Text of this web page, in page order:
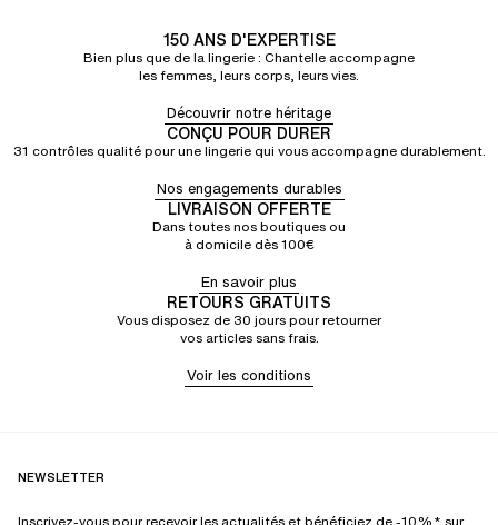
150 ANS D'EXPERTISE
Bien plus que de la lingerie : Chantelle accompagne
les femmes, leurs corps, leurs vies.
Découvrir notre héritage
CONÇU POUR DURER
31 contrôles qualité pour une lingerie qui vous accompagne durablement.
Nos engagements durables
LIVRAISON OFFERTE
Dans toutes nos boutiques ou
à domicile dès 100€
En savoir plus
RETOURS GRATUITS
Vous disposez de 30 jours pour retourner
vos articles sans frais.
Voir les conditions
NEWSLETTER
Inscrivez-vous pour recevoir les actualités et bénéficiez de -10%* sur